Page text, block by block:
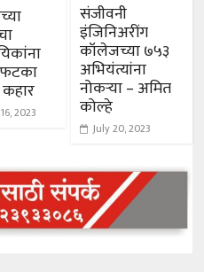
2023
संजीवनी
इंजिनिअरींग
कॉलेजच्या ७५३
अभियंत्यांना
नोकऱ्या – अमित
कोल्हे
July 20, 2023